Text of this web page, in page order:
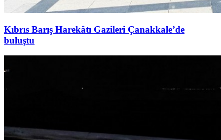
Kıbrıs Barış Harekâtı Gazileri Çanakkale’de
buluştu